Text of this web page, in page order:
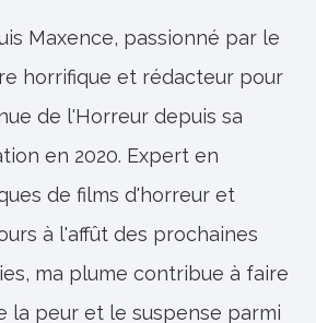
Maxence, passionné par le
horrifique et rédacteur pour
de l'Horreur depuis sa
en 2020. Expert en
de films d'horreur et
à l'affût des prochaines
ma plume contribue à faire
la peur et le suspense parmi